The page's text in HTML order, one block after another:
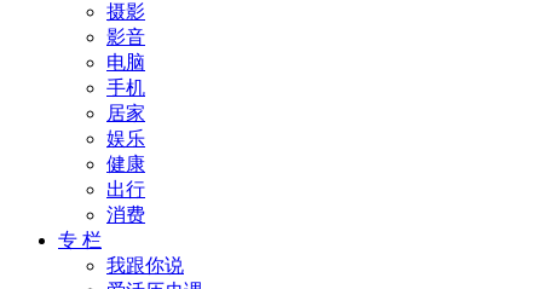
摄影
影音
电脑
手机
居家
娱乐
健康
出行
消费
专 栏
我跟你说